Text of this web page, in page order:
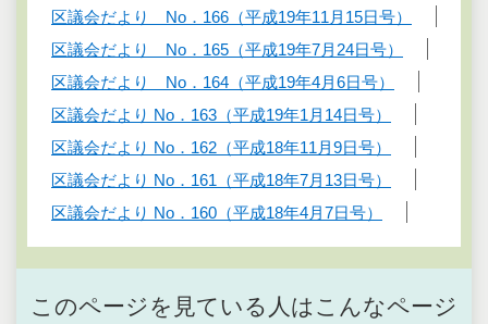
区議会だより No．166（平成19年11月15日号）
区議会だより No．165（平成19年7月24日号）
区議会だより No．164（平成19年4月6日号）
区議会だより No．163（平成19年1月14日号）
区議会だより No．162（平成18年11月9日号）
区議会だより No．161（平成18年7月13日号）
区議会だより No．160（平成18年4月7日号）
このページを見ている人はこんなページ